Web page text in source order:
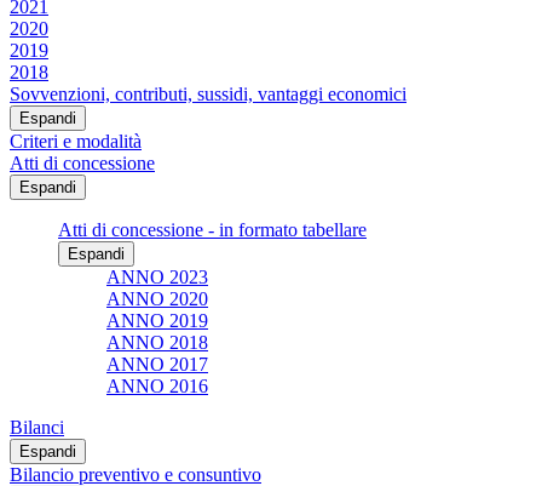
2021
2020
2019
2018
Sovvenzioni, contributi, sussidi, vantaggi economici
Espandi
Criteri e modalità
Atti di concessione
Espandi
Atti di concessione - in formato tabellare
Espandi
ANNO 2023
ANNO 2020
ANNO 2019
ANNO 2018
ANNO 2017
ANNO 2016
Bilanci
Espandi
Bilancio preventivo e consuntivo